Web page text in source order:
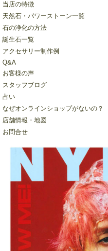
当店の特徴
天然石・パワーストーン一覧
石の浄化の方法
誕生石一覧
アクセサリー制作例
Q&A
お客様の声
スタッフブログ
占い
なぜオンラインショップがないの？
店舗情報・地図
お問合せ